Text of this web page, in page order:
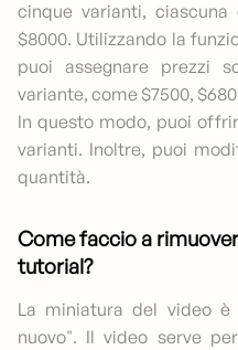
cinque varianti,
$8000. Utilizzando la
puoi assegnare prezzi
variante, come $7500,
In questo modo, puoi
varianti. Inoltre, puoi
quantità.
Come faccio a
tutorial?
La miniatura del video è
nuovo". Il video serve